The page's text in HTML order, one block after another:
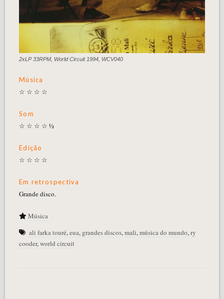
2xLP 33RPM, World Circuit 1994, WCV040
Música
☆ ☆ ☆ ☆
Som
☆ ☆ ☆ ☆ ½
Edição
☆ ☆ ☆ ☆
Em retrospectiva
Grande disco.
Música
ali farka touré,eua, grandes discos,mali,música do mundo,ry
cooder,world circuit